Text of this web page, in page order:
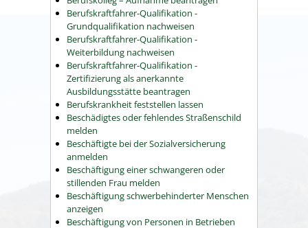
Berufskraftfahrer-Qualifikation -
Grundqualifikation nachweisen
Berufskraftfahrer-Qualifikation -
Weiterbildung nachweisen
Berufskraftfahrer-Qualifikation -
Zertifizierung als anerkannte
Ausbildungsstätte beantragen
Berufskrankheit feststellen lassen
Beschädigtes oder fehlendes Straßenschild
melden
Beschäftigte bei der Sozialversicherung
anmelden
Beschäftigung einer schwangeren oder
stillenden Frau melden
Beschäftigung schwerbehinderter Menschen
anzeigen
Beschäftigung von Personen in Betrieben